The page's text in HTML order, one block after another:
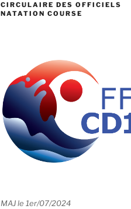
CIRCULAIRE DES OFFICIELS
NATATION COURSE
MAJ le 1er/07/2024